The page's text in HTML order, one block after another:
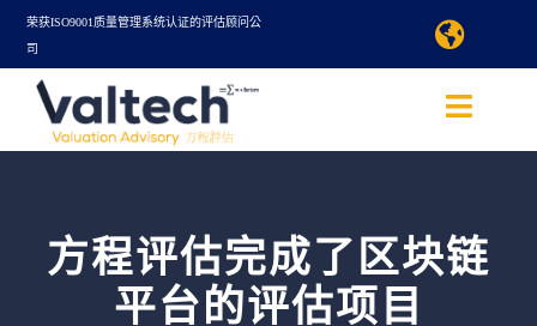
Skip
content
荣获ISO9001质量管理系统认证的评估顾问公
司
Toggle
查询评估服务
国际
Toggle
查询评估服务
方程评估完成了区块链
平台的评估项目